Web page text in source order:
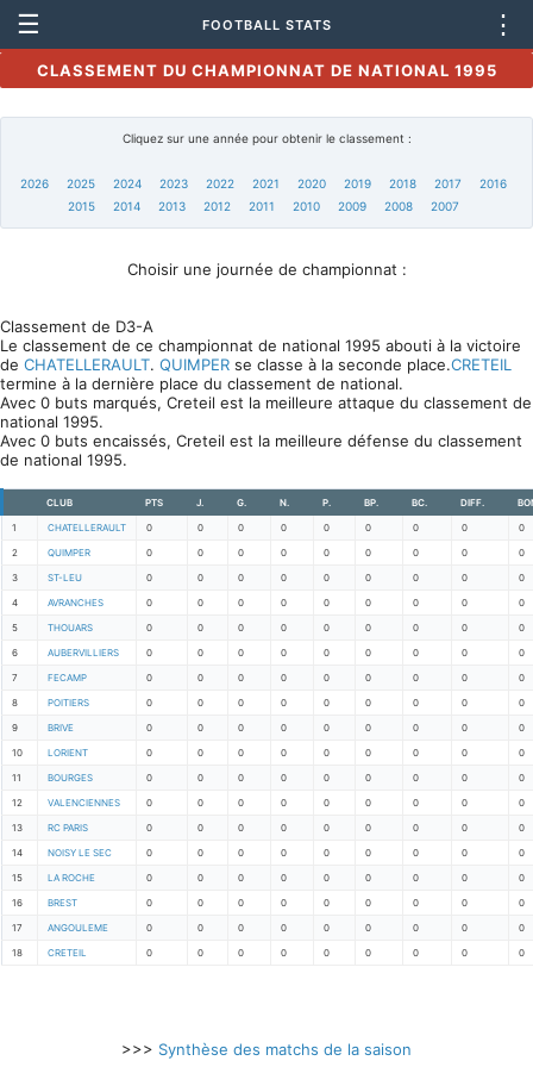
☰ FOOTBALL STATS ⋮
CLASSEMENT DU CHAMPIONNAT DE NATIONAL 1995
Cliquez sur une année pour obtenir le classement :
2026 2025 2024 2023 2022 2021 2020 2019 2018 2017
2016
2015
2014 2013 2012 2011 2010 2009 2008 2007
Choisir une journée de championnat :
Classement de D3-A
Le classement de ce championnat de national 1995 abouti à la victoire
de CHATELLERAULT. QUIMPER se classe à la seconde place.CRETEIL
termine à la dernière place du classement de national.
Avec 0 buts marqués, Creteil est la meilleure attaque du classement de
national 1995.
Avec 0 buts encaissés, Creteil est la meilleure défense du classement
de national 1995.
CLUB PTS J. G. N. P. BP. BC. DIFF.
1 CHATELLERAULT 0 0 0 0 0 0 0 0 0
2 QUIMPER 0 0 0 0 0 0 0 0 0
3 ST-LEU 0 0 0 0 0 0 0 0 0
4 AVRANCHES 0 0 0 0 0 0 0 0 0
5 THOUARS 0 0 0 0 0 0 0 0 0
6 AUBERVILLIERS 0 0 0 0 0 0 0 0 0
7 FECAMP 0 0 0 0 0 0 0 0 0
8 POITIERS 0 0 0 0 0 0 0 0 0
9 BRIVE 0 0 0 0 0 0 0 0 0
10 LORIENT 0 0 0 0 0 0 0 0 0
11 BOURGES 0 0 0 0 0 0 0 0 0
12 VALENCIENNES 0 0 0 0 0 0 0 0 0
13 RC PARIS 0 0 0 0 0 0 0 0 0
14 NOISY LE SEC 0 0 0 0 0 0 0 0 0
15 LA ROCHE 0 0 0 0 0 0 0 0 0
16 BREST 0 0 0 0 0 0 0 0 0
17 ANGOULEME 0 0 0 0 0 0 0 0 0
18 CRETEIL 0 0 0 0 0 0 0 0 0
>>> Synthèse des matchs de la saison